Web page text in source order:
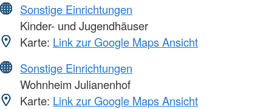
Sonstige Einrichtungen
Kinder- und Jugendhäuser
Karte: Link zur Google Maps Ansicht
Sonstige Einrichtungen
Wohnheim Julianenhof
Karte: Link zur Google Maps Ansicht